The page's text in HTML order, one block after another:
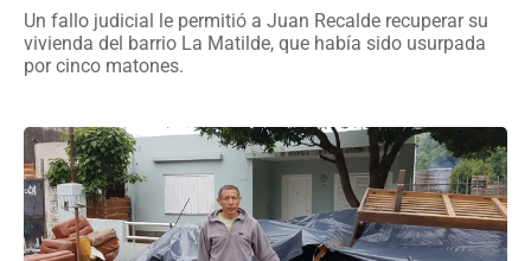
Un fallo judicial le permitió a Juan Recalde recuperar su
vivienda del barrio La Matilde, que había sido usurpada
por cinco matones.